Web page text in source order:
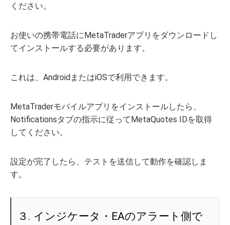
ください。
お使いの携帯電話にMetaTraderアプリをダウンロードし
てインストールする必要があります。
これは、AndroidまたはiOSで利用できます。
MetaTraderモバイルアプリをインストールしたら、
Notificationsタブの指示に従ってMetaQuotes IDを取得
してください。
設定が完了したら、テストを送信して動作を確認しま
す。
３. インジケータ・EAのアラート側で